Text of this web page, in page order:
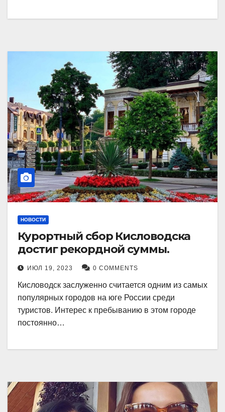
НОВОСТИ
Курортный сбор Кисловодска
достиг рекордной суммы.
ИЮЛ 19, 2023 0 COMMENTS
Кисловодск заслуженно считается одним из самых
популярных городов на юге России среди
туристов. Интерес к пребыванию в этом городе
постоянно…